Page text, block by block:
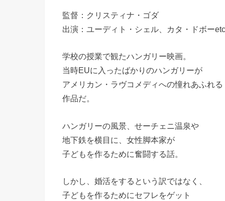
監督：クリスティナ・ゴダ
出演：ユーディト・シェル、カタ・ドボーetc
学校の授業で観たハンガリー映画。
当時EUに入ったばかりのハンガリーが
アメリカン・ラヴコメディへの憧れあふれる
作品だ。
ハンガリーの風景、せーチェニ温泉や
地下鉄を横目に、女性脚本家が
子どもを作るために奮闘する話。
しかし、婚活をするという訳ではなく、
子どもを作るためにセフレをゲット